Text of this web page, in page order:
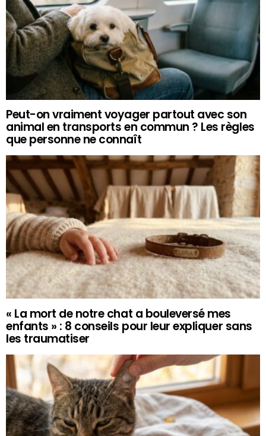
Peut-on vraiment voyager partout avec son
animal en transports en commun ? Les règles
que personne ne connaît
« La mort de notre chat a bouleversé mes
enfants » : 8 conseils pour leur expliquer sans
les traumatiser